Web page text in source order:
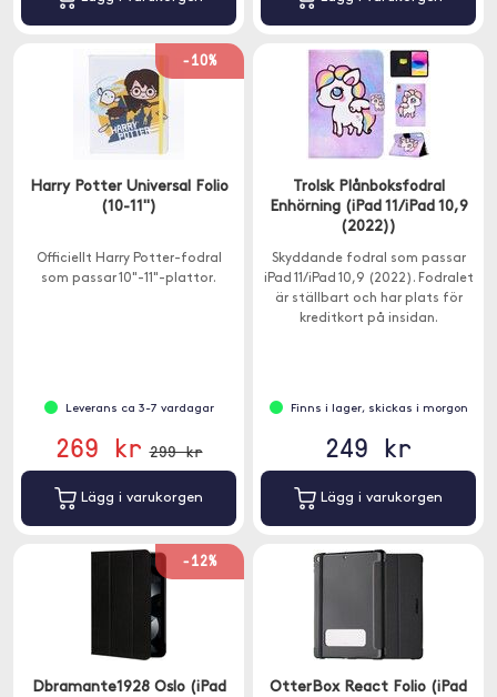
-10%
Harry Potter Universal Folio
(10-11")
Officiellt Harry Potter-fodral
som passar 10"-11"-plattor.
Leverans ca 3-7 vardagar
269 kr 299 kr
Lägg i varukorgen
Trolsk Plånboksfodral
Enhörning (iPad 11/iPad 10,9
(2022))
Skyddande fodral som passar
iPad 11/iPad 10,9 (2022). Fodralet
är ställbart och har plats för
kreditkort på insidan.
Finns i lager, skickas i morgon
249 kr
Lägg i varukorgen
-12%
Dbramante1928 Oslo (iPad
OtterBox React Folio (iPad